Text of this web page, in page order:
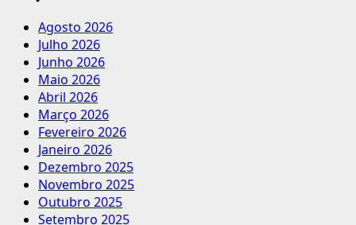
Agosto 2026
Julho 2026
Junho 2026
Maio 2026
Abril 2026
Março 2026
Fevereiro 2026
Janeiro 2026
Dezembro 2025
Novembro 2025
Outubro 2025
Setembro 2025